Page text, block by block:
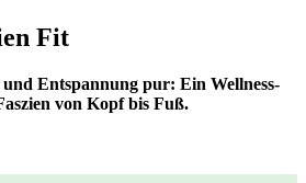
Fit
Entspannung pur: Ein Wellness-
von Kopf bis Fuß.